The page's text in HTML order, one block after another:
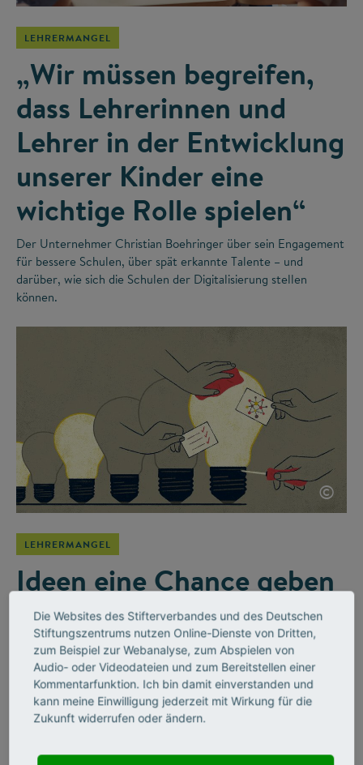
LEHRERMANGEL
„Wir müssen begreifen,
dass Lehrerinnen und
Lehrer in der Entwicklung
unserer Kinder eine
wichtige Rolle spielen“
Der Unternehmer Christian Boehringer über sein Engagement
für bessere Schulen, über spät erkannte Talente – und
darüber, wie sich die Schulen der Digitalisierung stellen
können.
©
LEHRERMANGEL
Ideen eine Chance geben
Die Mathematikerin Kristina Reiss begleitet den Stifterverband
bei der Initiative Wirkung hoch 100 als Beiratsmitglied. Ein
Gespräch darüber, wie Schulen auf die Herausforderungen
von der digitalen Revolution bis zum Klimawandel reagieren –
und warum sie darin eine enge Verbindung zur
Stifterverbands-Initiative sieht.
Die Websites des Stifterverbandes und des Deutschen
Stiftungszentrums nutzen Online-Dienste von Dritten,
zum Beispiel zur Webanalyse, zum Abspielen von
Audio- oder Videodateien und zum Bereitstellen einer
Kommentarfunktion. Ich bin damit einverstanden und
kann meine Einwilligung jederzeit mit Wirkung für die
Zukunft widerrufen oder ändern.